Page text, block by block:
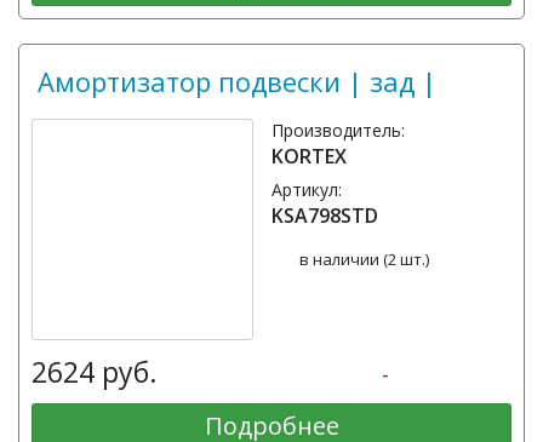
Амортизатор подвески | зад |
Производитель:
KORTEX
Артикул:
KSA798STD
в наличии (2 шт.)
2624 руб. -
Подробнее